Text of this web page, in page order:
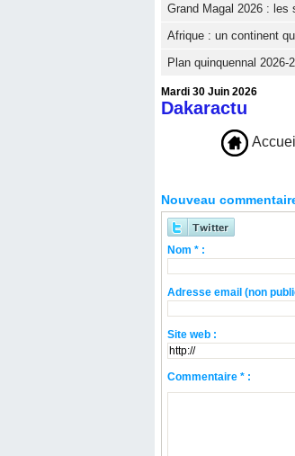
Grand Magal 2026 : les
Afrique : un continent
Plan quinquennal
Mardi 30 Juin 2026
Dakaractu
Accueil
Nouveau
Nom * :
Adresse email (non
Site web :
Commentaire * :